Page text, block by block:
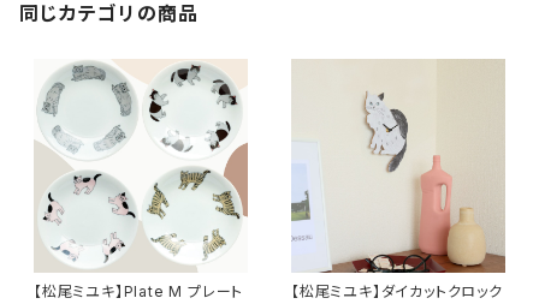
同じカテゴリの商品
【松尾ミユキ】Plate M プレート 【松尾ミユキ】ダイカットクロック